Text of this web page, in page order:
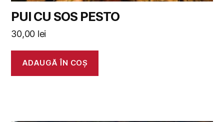
PUI CU SOS PESTO
30,00 lei
ADAUGĂ ÎN COȘ